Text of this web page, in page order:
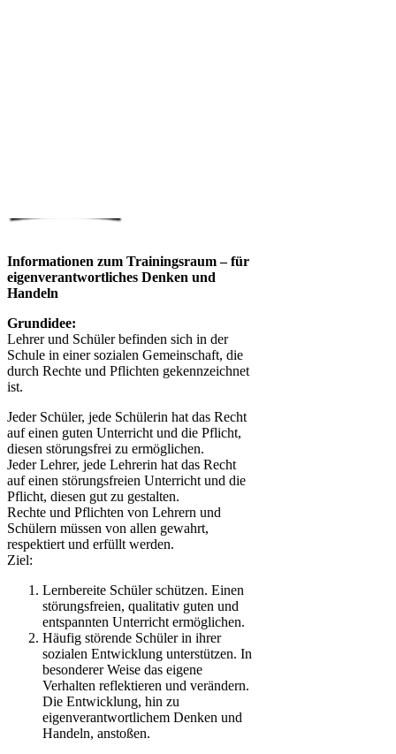
Informationen zum Trainingsraum – für
eigenverantwortliches Denken und
Handeln
Grundidee:
Lehrer und Schüler befinden sich in der
Schule in einer sozialen Gemeinschaft, die
durch Rechte und Pflichten gekennzeichnet
ist.
Jeder Schüler, jede Schülerin hat das Recht
auf einen guten Unterricht und die Pflicht,
diesen störungsfrei zu ermöglichen.
Jeder Lehrer, jede Lehrerin hat das Recht
auf einen störungsfreien Unterricht und die
Pflicht, diesen gut zu gestalten.
Rechte und Pflichten von Lehrern und
Schülern müssen von allen gewahrt,
respektiert und erfüllt werden.
Ziel:
Lernbereite Schüler schützen. Einen
störungsfreien, qualitativ guten und
entspannten Unterricht ermöglichen.
Häufig störende Schüler in ihrer
sozialen Entwicklung unterstützen. In
besonderer Weise das eigene
Verhalten reflektieren und verändern.
Die Entwicklung, hin zu
eigenverantwortlichem Denken und
Handeln, anstoßen.